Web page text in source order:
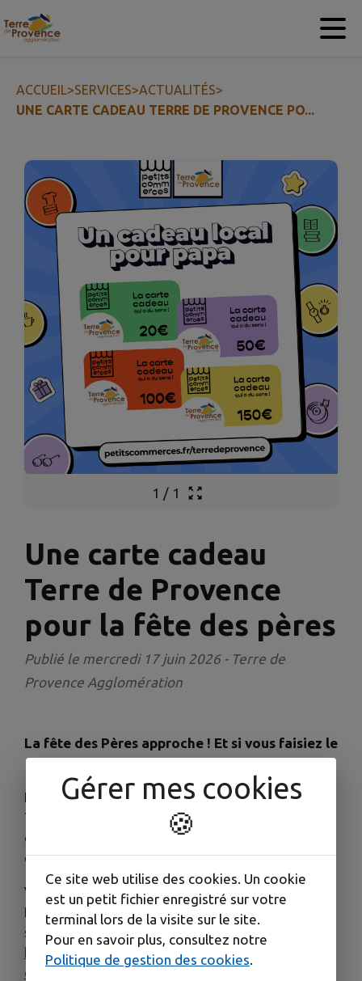
Contenu
ACCUEIL>SERVICES>ACTUALITÉS>
UNE CARTE CADEAU TERRE DE PROVENCE PO...
1 / 1
Une carte cadeau
Terre de Provence
pour la fête des pères
Publié le mercredi 17 juin 2026 - Terre de
Provence Agglomération
La fête des Pères approche ! Et si vous faisiez le
choix d’un cadeau qui a du sens ?
En lui offrant une carte cadeau Petitscommerces
Terre de Provence, votre Papa aura l'embarras du
choix pour s'offrir un cadeau dans les nombreux
commerces qui l’acceptent.
Vous pouvez acheter votre carte cadeau
Petitscommerces Terre de Provence directement
sur
https://www.petitscommerces.fr/terredeprovenc
e/
Gérer mes cookies
🍪
Ce site web utilise des cookies. Un cookie
est un petit fichier enregistré sur votre
terminal lors de la visite sur le site.
Pour en savoir plus, consultez notre
Politique de gestion des cookies